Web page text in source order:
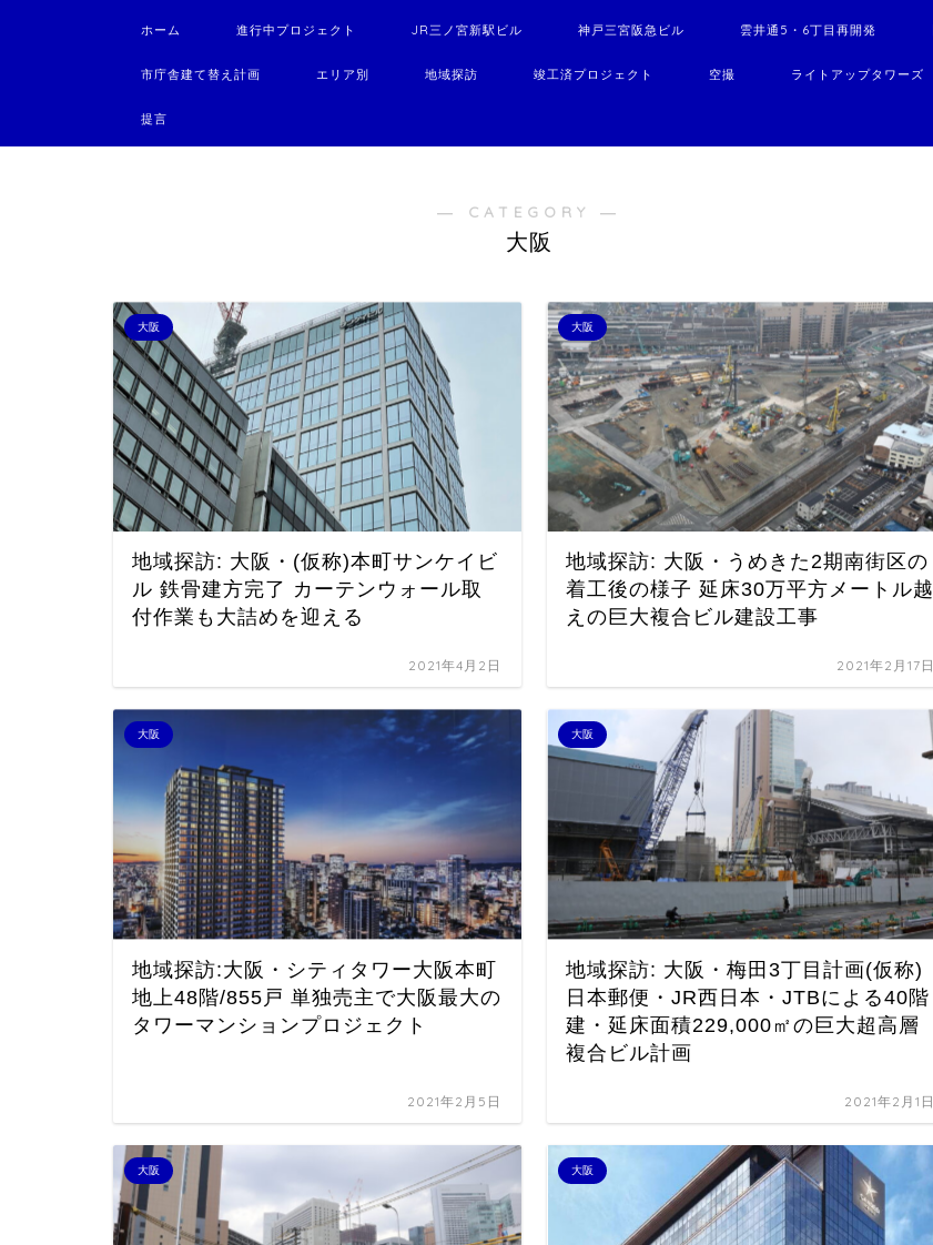
ホーム 進行中プロジェクト JR三ノ宮新駅ビル 神戸三宮阪急ビル 雲井通5・6丁目再開発
市庁舎建て替え計画 エリア別 地域探訪 竣工済プロジェクト 空撮 ライトアップタワーズ
提言
― CATEGORY ―
大阪
大阪
地域探訪: 大阪・(仮称)本町サンケイビ
ル 鉄骨建方完了 カーテンウォール取
付作業も大詰めを迎える
2021年4月2日
大阪
地域探訪: 大阪・うめきた2期南街区の
着工後の様子 延床30万平方メートル越
えの巨大複合ビル建設工事
2021年2月17日
大阪
地域探訪:大阪・シティタワー大阪本町
地上48階/855戸 単独売主で大阪最大の
タワーマンションプロジェクト
2021年2月5日
大阪
地域探訪: 大阪・梅田3丁目計画(仮称)
日本郵便・JR西日本・JTBによる40階
建・延床面積229,000㎡の巨大超高層
複合ビル計画
2021年2月1日
大阪 大阪